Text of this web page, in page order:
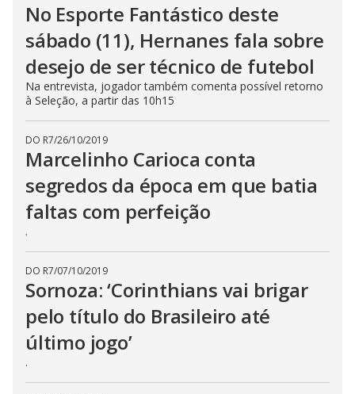
No Esporte Fantástico deste
sábado (11), Hernanes fala sobre
desejo de ser técnico de futebol
Na entrevista, jogador também comenta possível retorno
à Seleção, a partir das 10h15
DO R7/26/10/2019
Marcelinho Carioca conta
segredos da época em que batia
faltas com perfeição
.
DO R7/07/10/2019
Sornoza: ‘Corinthians vai brigar
pelo título do Brasileiro até
último jogo’
.